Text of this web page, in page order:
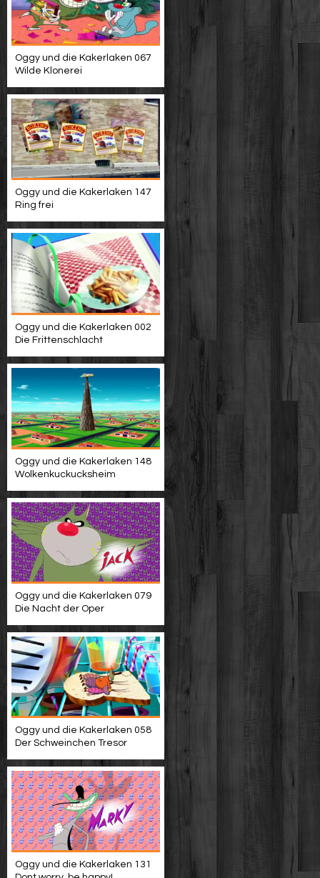
Oggy und die Kakerlaken 067
Wilde Klonerei
Oggy und die Kakerlaken 147
Ring frei
Oggy und die Kakerlaken 002
Die Frittenschlacht
Oggy und die Kakerlaken 148
Wolkenkuckucksheim
Oggy und die Kakerlaken 079
Die Nacht der Oper
Oggy und die Kakerlaken 058
Der Schweinchen Tresor
Oggy und die Kakerlaken 131